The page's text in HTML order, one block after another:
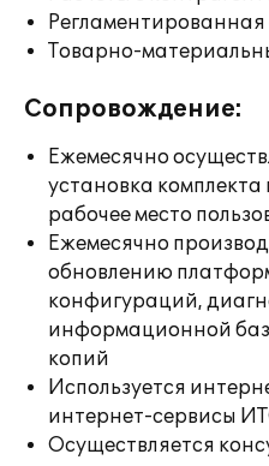
Регламентированная
Товарно-
Сопровождение:
Ежемесячно
установка
рабочее место
Ежемесячно
обновлению
конфигураций,
информационной
копий
Используется
интернет-сервисы
Осуществляется